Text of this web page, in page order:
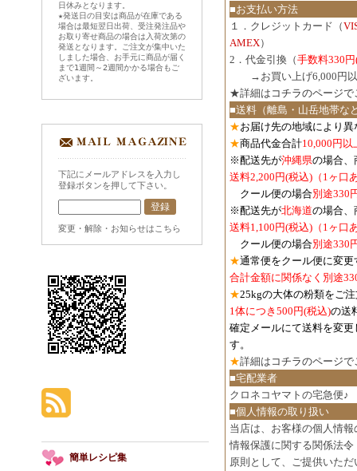
■お支払い方法
１．クレジットカード（
AMEX）
2．代金引換（手数料330
→お買い上げ6,000円
★詳細は コチラのページで
■送料（離島・山岳地帯な
★お届け先の地域により異
★商品代金合計10,000円
※配送先が沖縄県の場合、
送料2,200円(税込)（1ヶ口
クール便の場合別途330
※配送先が北海道の場合、
送料1,100円(税込) （1ヶ口
クール便の場合別途330
★通常便をクール便に変更
合計金額に関係なく別途
★25kgの大体の粉類をご
1体につき500円(税込)の送
確定メールにて送料を変
す。
★詳細は コチラのページで
■宅配業者
クロネコヤマトの宅急便♪
■個人情報の取り扱い
当店は、お客様の個人情
情報保護に関する関係法
原則として、ご提供いた
日休みとなります。
★発送日の目安は商品が在庫である
場合は最短翌日出荷、受注発注品や
お取り寄せ商品の場合は入荷次第の
発送となります。ご注文が集中いた
しました場合、お手元に商品が届く
まで1週間～2週間かかる場合もご
ざいます。
下記にメールアドレスを入力し
登録ボタンを押して下さい。
変更・解除・お知らせはこちら
簡単レシピ集